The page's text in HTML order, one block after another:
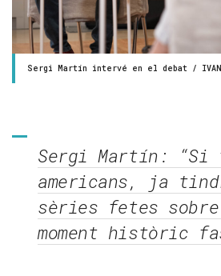
Sergi Martín intervé en el debat / IVAN
Sergi Martín: “Si
americans, ja
sèries fetes
moment històric